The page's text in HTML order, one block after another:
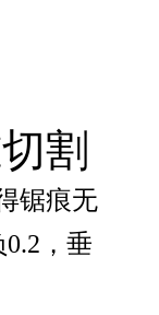
割
锯痕无
，垂